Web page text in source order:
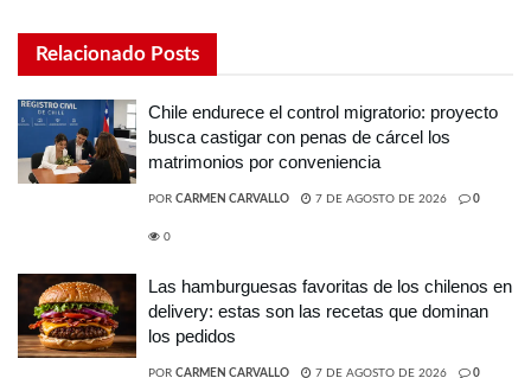
Relacionado Posts
Chile endurece el control migratorio: proyecto
busca castigar con penas de cárcel los
matrimonios por conveniencia
POR CARMEN CARVALLO 7 DE AGOSTO DE 2026 0
0
Las hamburguesas favoritas de los chilenos en
delivery: estas son las recetas que dominan
los pedidos
POR CARMEN CARVALLO 7 DE AGOSTO DE 2026 0